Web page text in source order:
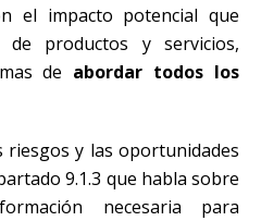
el impacto potencial que
de productos y servicios,
de abordar todos los
riesgos y las oportunidades
9.1.3 que habla sobre
necesaria para